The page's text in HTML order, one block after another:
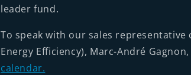
leader fund.
To speak with our sales representative
Energy Efficiency), Marc-André
calendar.